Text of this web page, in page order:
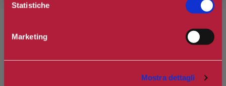
Statistiche
Marketing
Mostra dettagli